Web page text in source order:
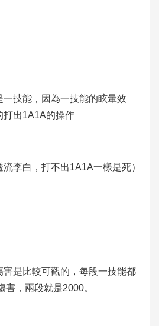
技能，因為一技能的眩暈效
打出1A1A的操作
流李白，打不出1A1A一樣是死）
是比較可觀的，每段一技能都
，兩段就是2000。